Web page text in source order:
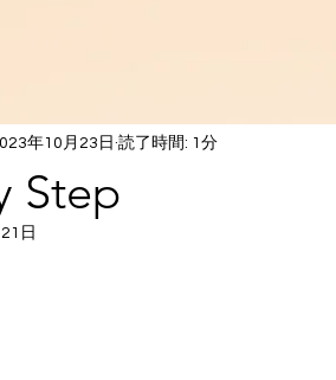
Step
年10月23日 読了時間: 1分
日